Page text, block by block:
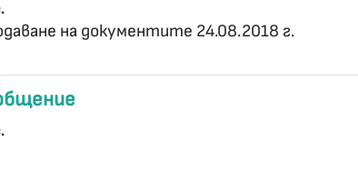
на документите 24.08.2018 г.